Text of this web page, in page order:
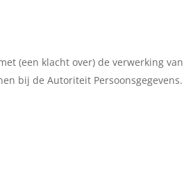
(een klacht over) de verwerking
bij de Autoriteit Persoonsgegevens.